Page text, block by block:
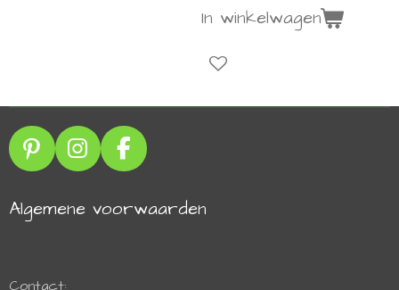
In winkelwagen
P
i
t
e
I
n
t
F
a
e
Algemene voorwaarden